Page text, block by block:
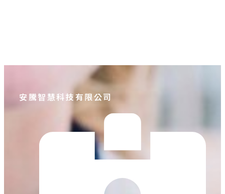
NT$5,800
價格範圍：NT$575 到
NT$5,800
安騰智慧科技有限公司